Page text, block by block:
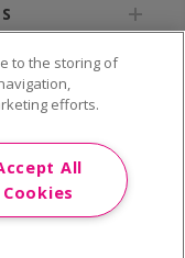
|Aviso legal |
to the storing of
efforts.
All
Cookies